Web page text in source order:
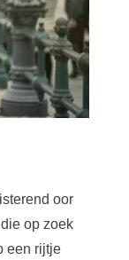
oor
op zoek
een rijtje